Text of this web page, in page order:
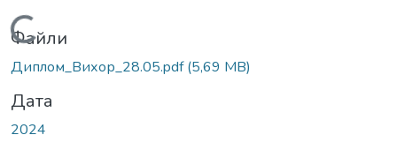
Вантажиться...
Файли
Диплом_Вихор_28.05.pdf(5,69 MB)
Дата
2024